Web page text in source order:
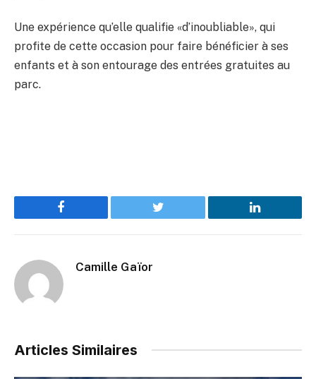
Une expérience qu’elle qualifie «d’inoubliable», qui
profite de cette occasion pour faire bénéficier à ses
enfants et à son entourage des entrées gratuites au
parc.
Facebook Twitter LinkedIn
Camille Gaïor
Articles Similaires